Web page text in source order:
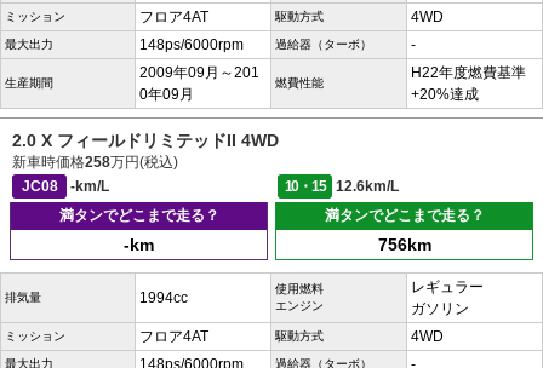
ミッション フロア4AT 駆動方式 4WD
最大出力 148ps/6000rpm 過給器（ターボ） -
生産期間
2009年09月～201
0年09月
燃費性能
H22年度燃費基準
+20%達成
2.0 X フィールドリミテッドII 4WD
新車時価格258万円(税込)
JC08
-km/L 10・15
12.6km/L
満タンでどこまで走る？
-km
満タンでどこまで走る？
756km
排気量 1994cc
使用燃料
エンジン
レギュラー
ガソリン
ミッション フロア4AT 駆動方式 4WD
最大出力 過給器（ターボ）